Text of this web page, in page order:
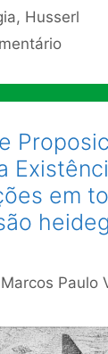
, Husserl
em
Marcos Paulo